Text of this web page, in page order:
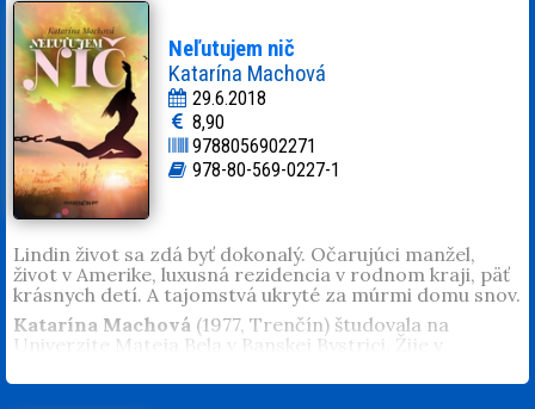
Neľutujem nič
Katarína Machová
29.6.2018
8,90
9788056902271
978-80-569-0227-1
Lindin život sa zdá byť dokonalý. Očarujúci manžel,
život v Amerike, luxusná rezidencia v rodnom kraji, päť
krásnych detí. A tajomstvá ukryté za múrmi domu snov.
Katarína Machová (1977, Trenčín) študovala na
Univerzite Mateja Bela v Banskej Bystrici. Žije v
Je vydatá a má syna Samuela.